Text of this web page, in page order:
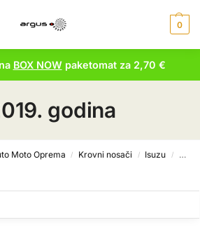
0
BOX NOWpaketomat za 2,70 €
godina
Moto Oprema / Krovni nosači / Isuzu / D-